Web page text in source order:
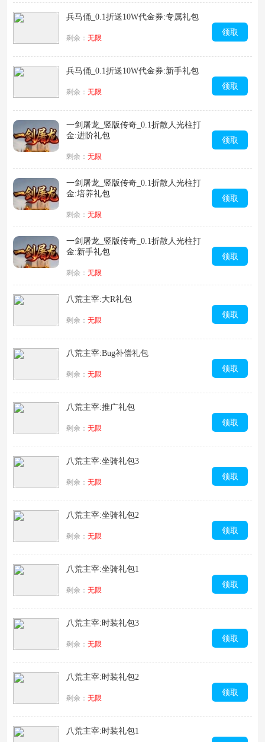
兵马俑_0.1折送10W代金券:专属礼包
剩余： 无限
领取
兵马俑_0.1折送10W代金券:新手礼包
剩余： 无限
领取
一剑屠龙_竖版传奇_0.1折散人光柱打
金:进阶礼包
剩余： 无限
领取
一剑屠龙_竖版传奇_0.1折散人光柱打
金:培养礼包
剩余： 无限
领取
一剑屠龙_竖版传奇_0.1折散人光柱打
金:新手礼包
剩余： 无限
领取
八荒主宰:大R礼包
剩余： 无限
领取
八荒主宰:Bug补偿礼包
剩余： 无限
领取
八荒主宰:推广礼包
剩余： 无限
领取
八荒主宰:坐骑礼包3
剩余： 无限
领取
八荒主宰:坐骑礼包2
剩余： 无限
领取
八荒主宰:坐骑礼包1
剩余： 无限
领取
八荒主宰:时装礼包3
剩余： 无限
领取
八荒主宰:时装礼包2
剩余： 无限
领取
八荒主宰:时装礼包1